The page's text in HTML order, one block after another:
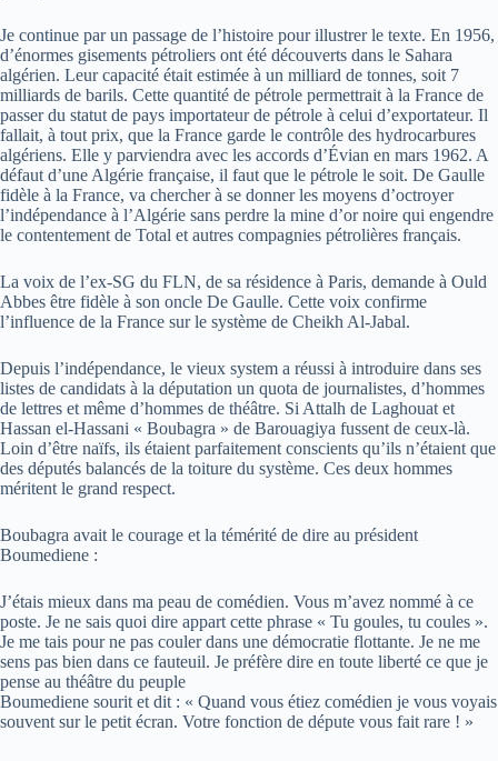
Je continue par un passage de l’histoire pour illustrer le texte. En 1956,
d’énormes gisements pétroliers ont été découverts dans le Sahara
algérien. Leur capacité était estimée à un milliard de tonnes, soit 7
milliards de barils. Cette quantité de pétrole permettrait à la France de
passer du statut de pays importateur de pétrole à celui d’exportateur. Il
fallait, à tout prix, que la France garde le contrôle des hydrocarbures
algériens. Elle y parviendra avec les accords d’Évian en mars 1962. A
défaut d’une Algérie française, il faut que le pétrole le soit. De Gaulle
fidèle à la France, va chercher à se donner les moyens d’octroyer
l’indépendance à l’Algérie sans perdre la mine d’or noire qui engendre
le contentement de Total et autres compagnies pétrolières français.
La voix de l’ex-SG du FLN, de sa résidence à Paris, demande à Ould
Abbes être fidèle à son oncle De Gaulle. Cette voix confirme
l’influence de la France sur le système de Cheikh Al-Jabal.
Depuis l’indépendance, le vieux system a réussi à introduire dans ses
listes de candidats à la députation un quota de journalistes, d’hommes
de lettres et même d’hommes de théâtre. Si Attalh de Laghouat et
Hassan el-Hassani « Boubagra » de Barouagiya fussent de ceux-là.
Loin d’être naïfs, ils étaient parfaitement conscients qu’ils n’étaient que
des députés balancés de la toiture du système. Ces deux hommes
méritent le grand respect.
Boubagra avait le courage et la témérité de dire au président
Boumediene :
J’étais mieux dans ma peau de comédien. Vous m’avez nommé à ce
poste. Je ne sais quoi dire appart cette phrase « Tu goules, tu coules ».
Je me tais pour ne pas couler dans une démocratie flottante. Je ne me
sens pas bien dans ce fauteuil. Je préfère dire en toute liberté ce que je
pense au théâtre du peuple
Boumediene sourit et dit : « Quand vous étiez comédien je vous voyais
souvent sur le petit écran. Votre fonction de députe vous fait rare ! »